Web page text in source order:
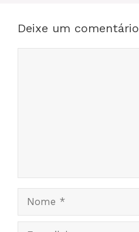
Deixe um comentário